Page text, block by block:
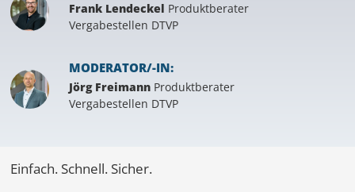
Frank Lendeckel Produktberater
Vergabestellen DTVP
MODERATOR/-IN:
Jörg Freimann Produktberater
Vergabestellen DTVP
Einfach. Schnell. Sicher.